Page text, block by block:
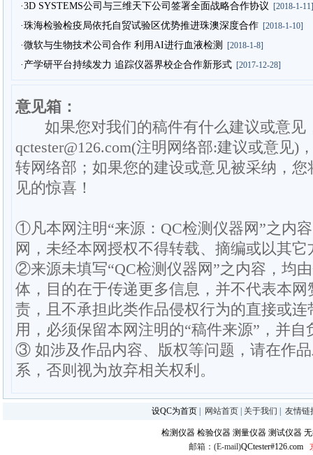
·3D SYSTEMS公司与三维天下公司签署全面战略合作协议 [2018-1-11]
·珠海检验检疫局依托自贸试验区优势推进珠澳深度合作[2018-1-10]
·微软与生物技术公司合作 利用AI进行血液检测 [2018-1-8]
·产学研平台持续发力 追踪仪器界校企合作新形式[2017-12-28]
意见箱：
如果您对我们的稿件有什么建议或意见
qctester@126.com(注明网络部:建议或意见)
转网络部；如果您的建设或意见被采纳，
见的惊喜！
①凡本网注明“来源：QC检测仪器网”之内
网，未经本网授权不得转载、摘编或以其它
②来源未填写“QC检测仪器网”之内容，均
体，目的在于传递更多信息，并不代表本
责，且不承担此类作品侵权行为的直接或
用，必须保留本网注明的“稿件来源”，并
③ 如涉及作品内容、版权等问题，请在作
系，否则视为放弃相关权利。
设QC为首页 网站首页 关于我们 友情链
检测仪器 检验仪器 测量仪器 测试仪器
邮箱：(E-mail)QCtester#126.com